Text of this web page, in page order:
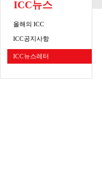
ICC뉴스
올해의 ICC
ICC공지사항
ICC뉴스레터